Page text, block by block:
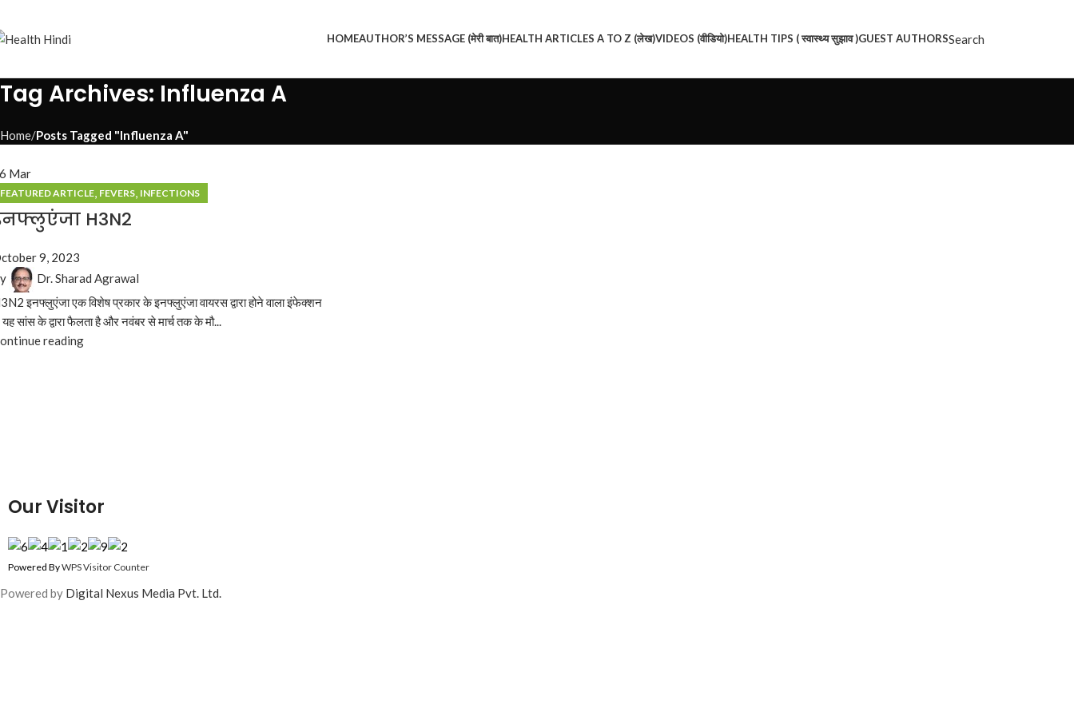
HOMEAUTHOR’S MESSAGE (मेरी बात)HEALTH ARTICLES A TO Z (लेख)VIDEOS (वीडियो)HEALTH TIPS ( स्वास्थ्य सुझाव )GUEST AUTHORSSearch
Tag Archives: Influenza A
Home Posts Tagged "Influenza A"
Mar
FEATURED ARTICLE, FEVERS, INFECTIONS
H3N2
9, 2023
Dr. Sharad Agrawal
इनफ्लुएंजा एक विशेष प्रकार के इनफ्लुएंजा वायरस द्वारा होने वाला इंफेक्शन
यह सांस के द्वारा फैलता है और नवंबर से मार्च तक के मौ...
reading
Our Visitor
Powered ByWPS Visitor Counter
Powered by Digital Nexus Media Pvt. Ltd.